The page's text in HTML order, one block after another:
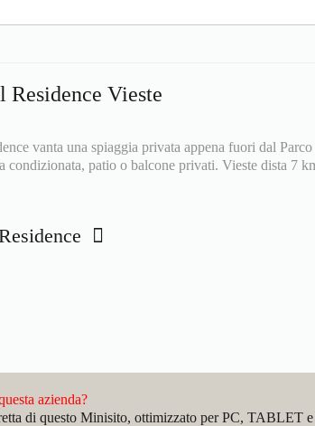
Residence Vieste
vanta una spiaggia privata appena fuori dal
condizionata, patio o balcone privati. Vieste dista 7
azienda?
di questo Minisito, ottimizzato per PC,